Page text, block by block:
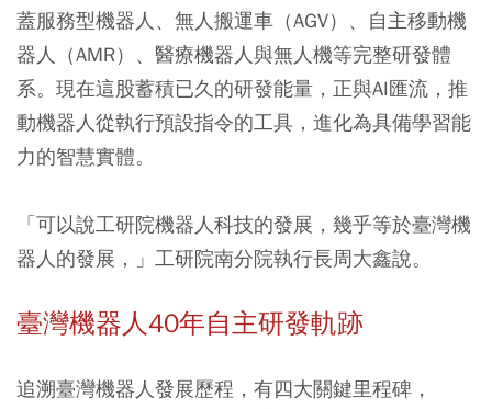
蓋服務型機器人、無人搬運車（AGV）、自主移動機
器人（AMR）、醫療機器人與無人機等完整研發體
系。現在這股蓄積已久的研發能量，正與AI匯流，推
動機器人從執行預設指令的工具，進化為具備學習能
力的智慧實體。
「可以說工研院機器人科技的發展，幾乎等於臺灣機
器人的發展，」工研院南分院執行長周大鑫說。
臺灣機器人40年自主研發軌跡
追溯臺灣機器人發展歷程，有四大關鍵里程碑，